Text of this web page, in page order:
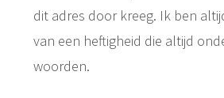
dit adres door kreeg. Ik ben
van een heftigheid die altijd
woorden.